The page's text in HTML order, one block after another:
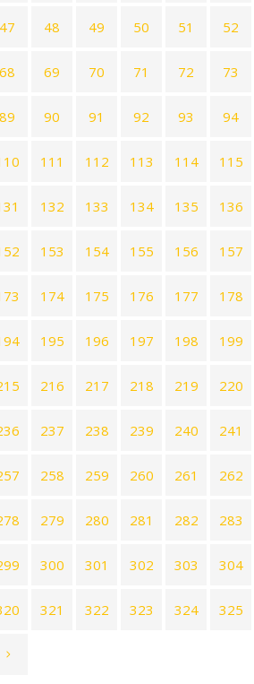
47 48 49 50 51 52
68 69 70 71 72 73
89 90 91 92 93 94
111 112 113 114 115
132 133 134 135 136
153 154 155 156 157
174 175 176 177 178
195 196 197 198 199
216 217 218 219 220
237 238 239 240 241
258 259 260 261 262
279 280 281 282 283
300 301 302 303 304
321 322 323 324 325